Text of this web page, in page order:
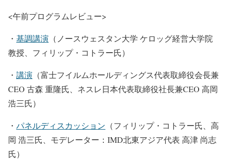
<午前プログラムレビュー>
・ 基調講演 （ノースウェスタン大学 ケロッグ経営大学院
教授、フィリップ・コトラー氏）
・ 講演 （富士フイルムホールディングス代表取締役会長兼
CEO 古森 重隆氏、ネスレ日本代表取締役社長兼CEO 高岡
浩三氏）
・ パネルディスカッション （フィリップ・コトラー氏、高
岡 浩三氏、モデレーター：IMD北東アジア代表 高津 尚志
氏）